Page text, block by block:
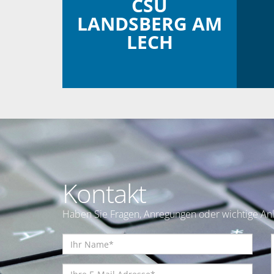
CSU
LANDSBERG AM
LECH
Kontakt
Haben Sie Fragen, Anregungen oder wichtige